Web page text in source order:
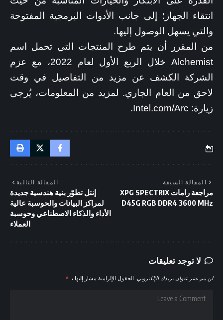
انتقاء الجهاز؛ إلى جانب الأدوات البرمجية المفتوحة
والتي يسهل الوصول إليها.
من المقرر أن يتم طرح المنتجات التي تحمل اسم
Alchemist خلال الربع الأول لعام 2022، مع عزم
الشركة الكشف عن مزيد من التفاصيل في وقت
لاحق من العام الجاري. لمزيد من المعلومات، يُرجى
زيارة: Intel.com/Arc.
المقالة السبقة
مراجعة رامات XPG SPECTRIX
D45G RGB DDR4 3600 MHz
المقالة التالية
إنتل تطوّر بنية هندسية جديدة
لمراكز البيانات والحوسبة عالية
الأداء والذكاء الاصطناعي وحوسبة
العملاء
لا توجد تعليقات
لن يتم نشر عنوان بريدك الإلكتروني. الحقول الإلزامية مشار إليها بـ *